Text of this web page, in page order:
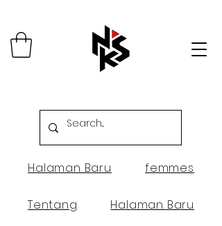
Halaman Baru femmes
Tentang Halaman Baru